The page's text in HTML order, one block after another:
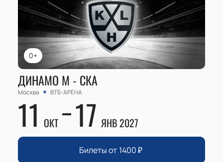
0+
ДИНАМО М - СКА
Москва ВТБ-АРЕНА
11 ОКТ 17 ЯНВ 2027
Билеты от 1400₽